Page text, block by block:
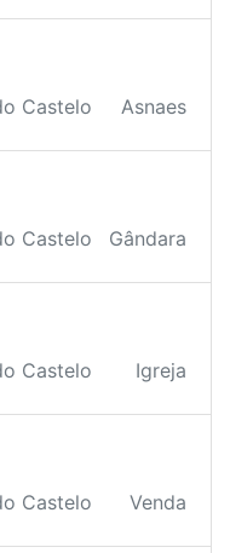
Castelo
Asnaes
Castelo
Gândara
Castelo
Igreja
Castelo
Venda